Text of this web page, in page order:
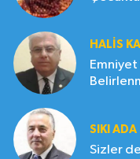
HALIS
Emniyet
SIKI ADA
Sizler